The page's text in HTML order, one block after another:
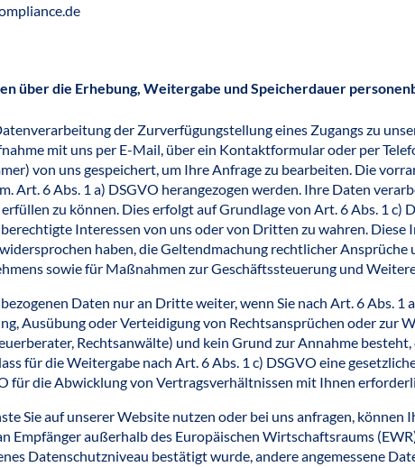
über die Erhebung, Weitergabe und Speicherdauer
der Zurverfügungstellung eines Zugangs zu
mit uns per E-Mail, über ein Kontaktformular oder per
von uns gespeichert, um Ihre Anfrage zu bearbeiten. Die
Art. 6 Abs. 1 a) DSGVO herangezogen werden. Ihre Daten
zu können. Dies erfolgt auf Grundlage von Art. 6 Abs. 1
Interessen von uns oder von Dritten zu wahren.
haben, die Geltendmachung rechtlicher
sowie für Maßnahmen zur Geschäftssteuerung und
Daten nur an Dritte weiter, wenn Sie nach Art. 6 Abs.
Ausübung oder Verteidigung von Rechtsansprüchen oder zur
Rechtsanwälte) und kein Grund zur Annahme
für die Weitergabe nach Art. 6 Abs. 1 c) DSGVO eine
für die Abwicklung von Vertragsverhältnissen mit Ihnen
Sie auf unserer Website nutzen oder bei uns anfragen,
Empfänger außerhalb des Europäischen Wirtschaftsraums
Datenschutzniveau bestätigt wurde, andere angemessene